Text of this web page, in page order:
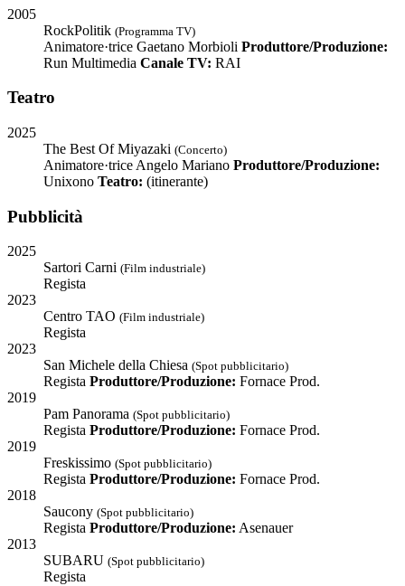
2005
RockPolitik (Programma TV)
Animatore·trice Gaetano Morbioli Produttore/Produzione:
Run Multimedia Canale TV: RAI
Teatro
2025
The Best Of Miyazaki (Concerto)
Animatore·trice Angelo Mariano Produttore/Produzione:
Unixono Teatro: (itinerante)
Pubblicità
2025
Sartori Carni (Film industriale)
Regista
2023
Centro TAO (Film industriale)
Regista
2023
San Michele della Chiesa (Spot pubblicitario)
Regista Produttore/Produzione: Fornace Prod.
2019
Pam Panorama (Spot pubblicitario)
Regista Produttore/Produzione: Fornace Prod.
2019
Freskissimo (Spot pubblicitario)
Regista Produttore/Produzione: Fornace Prod.
2018
Saucony (Spot pubblicitario)
Regista Produttore/Produzione: Asenauer
2013
SUBARU (Spot pubblicitario)
Regista